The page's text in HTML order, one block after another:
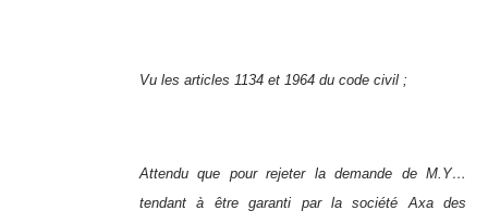
Vu les articles 1134 et 1964 du code civil ;
Attendu que pour rejeter la demande de M.Y…
tendant à être garanti par la société Axa des